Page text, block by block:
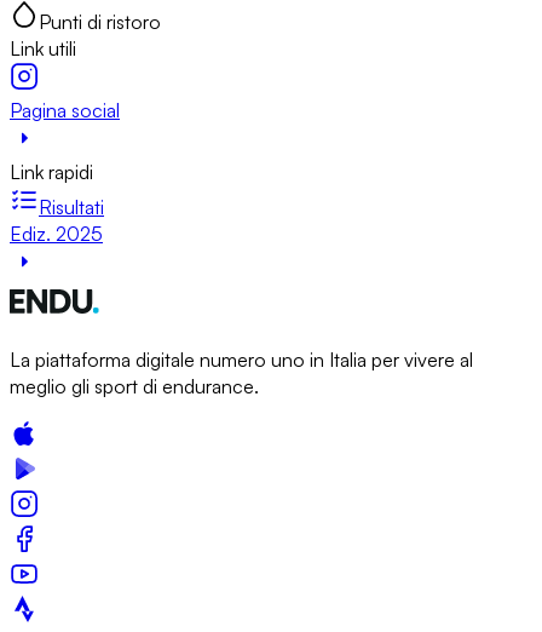
Punti di ristoro
Link utili
Pagina social
Link rapidi
Risultati
Ediz. 2025
La piattaforma digitale numero uno in Italia per vivere al
meglio gli sport di endurance.